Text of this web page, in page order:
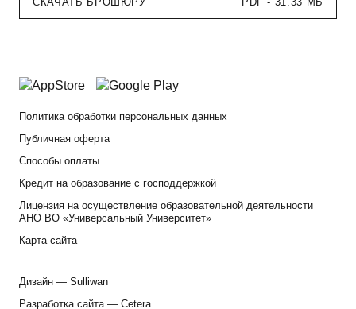
Политика обработки персональных данных
Публичная оферта
Способы оплаты
Кредит на образование с господдержкой
Лицензия на осуществление образовательной деятельности
АНО ВО «Универсальный Университет»
Карта сайта
Дизайн — Sulliwan
Разработка сайта — Cetera